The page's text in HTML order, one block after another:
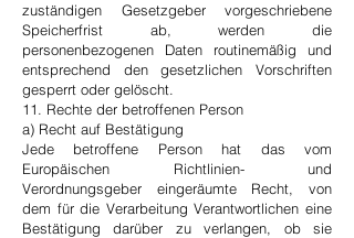
zuständigen Gesetzgeber vorgeschriebene
Speicherfrist ab, werden die
personenbezogenen Daten routinemäßig und
entsprechend den gesetzlichen Vorschriften
gesperrt oder gelöscht.
11. Rechte der betroffenen Person
a) Recht auf Bestätigung
Jede betroffene Person hat das vom
Europäischen Richtlinien- und
Verordnungsgeber eingeräumte Recht, von
dem für die Verarbeitung Verantwortlichen eine
Bestätigung darüber zu verlangen, ob sie